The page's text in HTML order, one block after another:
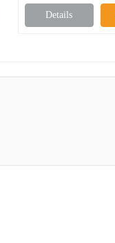
Details